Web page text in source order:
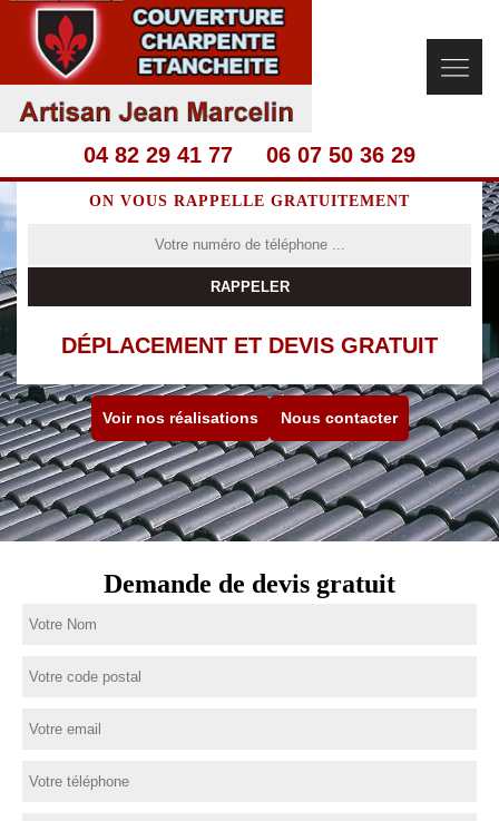
04 82 29 41 77 06 07 50 36 29
ON VOUS RAPPELLE GRATUITEMENT
DÉPLACEMENT ET DEVIS GRATUIT
Voir nos réalisations Nous contacter
Demande de devis gratuit